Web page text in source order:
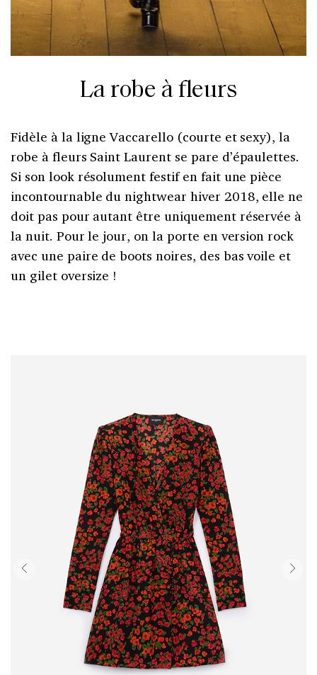
La robe à fleurs
Fidèle à la ligne Vaccarello (courte et sexy), la
robe à fleurs Saint Laurent se pare d’épaulettes.
Si son look résolument festif en fait une pièce
incontournable du nightwear hiver 2018, elle ne
doit pas pour autant être uniquement réservée à
la nuit. Pour le jour, on la porte en version rock
avec une paire de boots noires, des bas voile et
un gilet oversize !